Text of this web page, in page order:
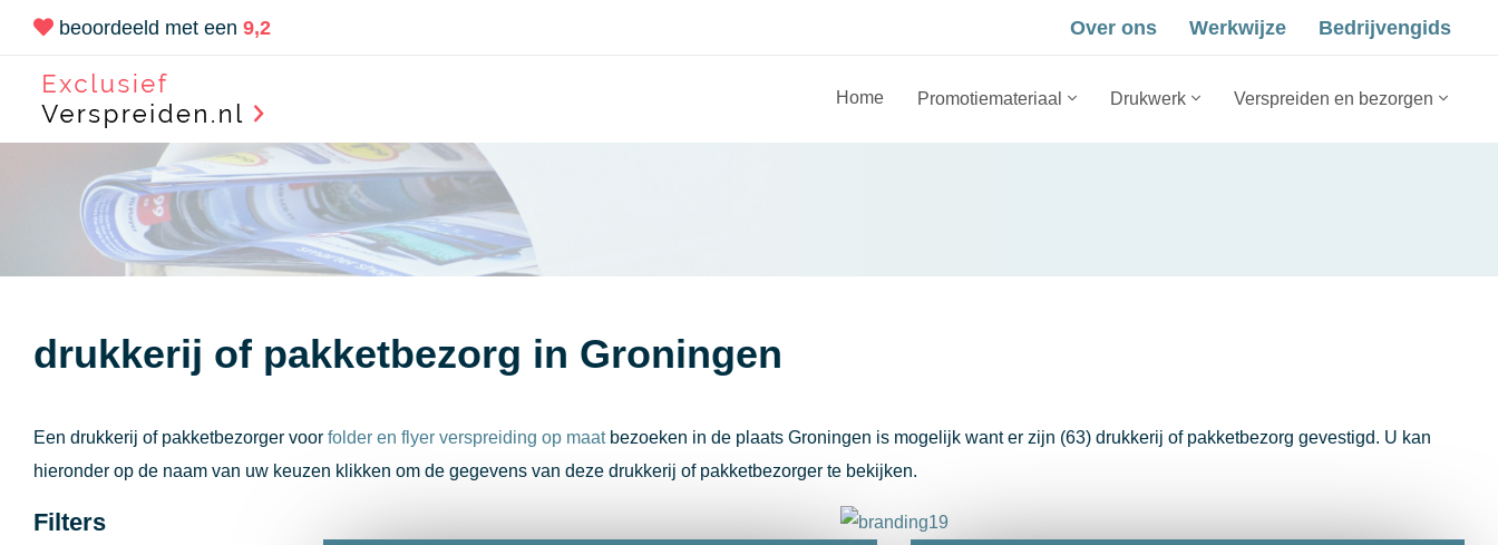
Over ons Werkwijze Bedrijvengids
beoordeeld met een 9,2
Home Promotiemateriaal Drukwerk Verspreiden en bezorgen
drukkerij of pakketbezorg in Groningen
Een drukkerij of pakketbezorger voor folder en flyer verspreiding op maatbezoeken in de plaats Groningen is mogelijk want er zijn (63) drukkerij of pakketbezorg gevestigd. U kan
hieronder op de naam van uw keuzen klikken om de gegevens van deze drukkerij of pakketbezorger te bekijken.
Filters